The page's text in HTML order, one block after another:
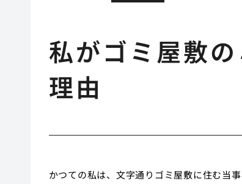
私がゴミ屋敷
理由
かつての私は、文字通りゴミ屋敷に住む当